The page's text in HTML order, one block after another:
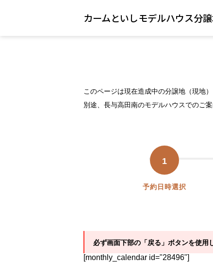
カームといしモデルハウス分
このページは現在造成中の分譲地（現地
別途、長与高田南のモデルハウスでのご案
1
予約日時選択
必ず画面下部の「戻る」ボタンを使用
[monthly_calendar id="28496"]